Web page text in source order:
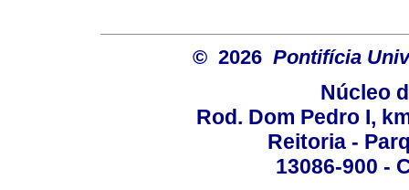
© 2026 Pontifícia
Núcleo
Rod. Dom Pedro I,
Reitoria -
13086-900 -